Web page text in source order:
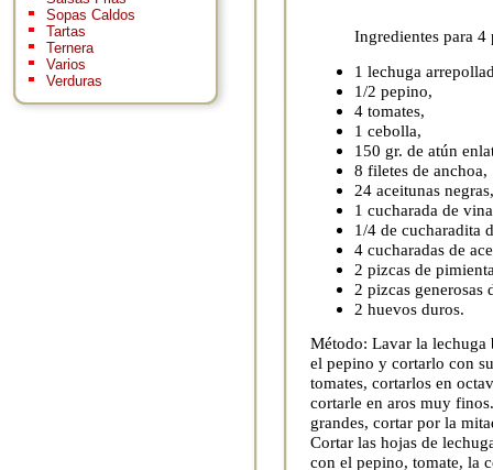
Sopas Caldos
Tartas
Ternera
Varios
Verduras
Ingredientes para 4
1 lechuga
1/2 pepino,
4 tomates,
1 cebolla,
150 gr. de atún
8 filetes de anchoa,
24 aceitunas negras,
1 cucharada de
1/4 de cucharadita
4 cucharadas de
2 pizcas de
2 pizcas generosas
2 huevos duros.
Método: Lavar la lechuga
el pepino y cortarlo con
tomates, cortarlos en
cortarle en aros muy
grandes, cortar por la
Cortar las hojas de
con el pepino, tomate, la